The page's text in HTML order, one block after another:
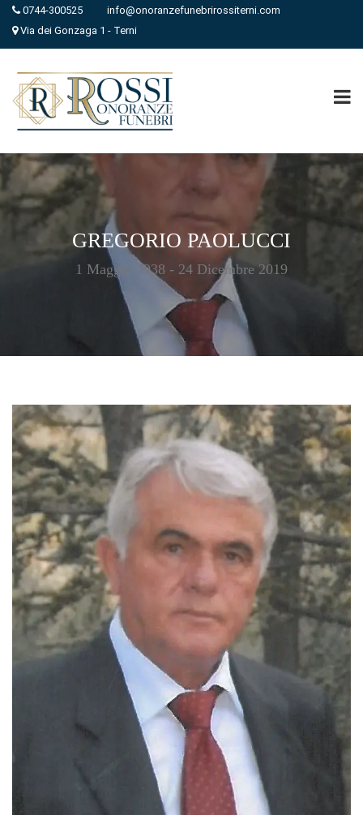
0744-300525
info@onoranzefunebrirossiterni.com
Via dei Gonzaga 1 - Terni
GREGORIO PAOLUCCI
1 Maggio 1938 - 24 Dicembre 2019